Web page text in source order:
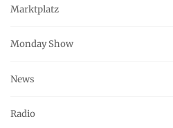
Marktplatz
Monday Show
News
Radio